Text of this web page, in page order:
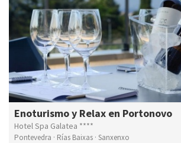
Enoturismo y Relax en Portonovo
Hotel Spa Galatea ****
Pontevedra · Rías Baixas · Sanxenxo